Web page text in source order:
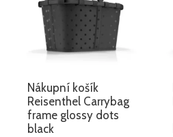
Nákupní košík
Reisenthel Carrybag
frame glossy dots
black